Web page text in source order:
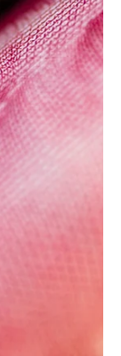
el
de nombre del